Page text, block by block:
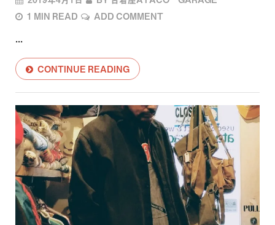
1 MIN READ
ADD COMMENT
...
CONTINUE READING